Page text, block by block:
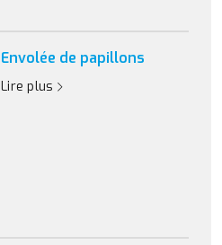
Envolée de papillons
Lire plus